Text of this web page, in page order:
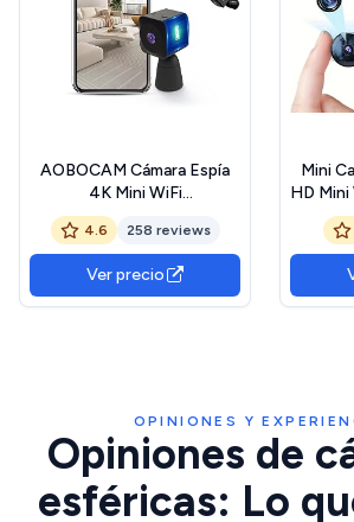
AOBOCAM Cámara Espía
4K Mini WiFi
Interior/Exterior - Cámara
Espía Oculta con Vision
Nocturna/Detección de
Movimiento, 2.4GHz, App
Móvil (iOS/Android)，
4.6 258 reviews
Ver precio
Mini
HD Mini
Espía
con
Batería
para
OPINIONES Y
Opiniones de
esféricas: Lo